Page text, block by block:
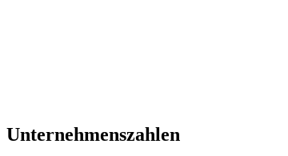
Unternehmenszahlen